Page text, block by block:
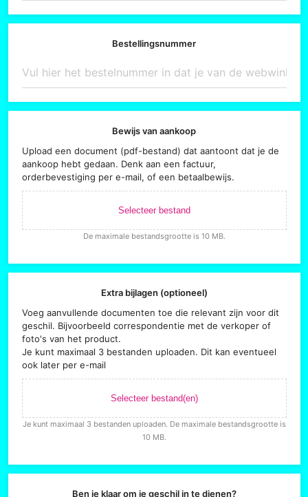
Bestellingsnummer
Bewijs van aankoop
Upload een document (pdf-bestand) dat aantoont dat je de
aankoop hebt gedaan. Denk aan een factuur,
orderbevestiging per e-mail, of een betaalbewijs.
Selecteer bestand
De maximale bestandsgrootte is 10 MB.
Extra bijlagen (optioneel)
Voeg aanvullende documenten toe die relevant zijn voor dit
geschil. Bijvoorbeeld correspondentie met de verkoper of
foto's van het product.
Je kunt maximaal 3 bestanden uploaden. Dit kan eventueel
ook later per e-mail
Selecteer bestand(en)
Je kunt maximaal 3 bestanden uploaden. De maximale bestandsgrootte is
10 MB.
Ben je klaar om je geschil in te dienen?